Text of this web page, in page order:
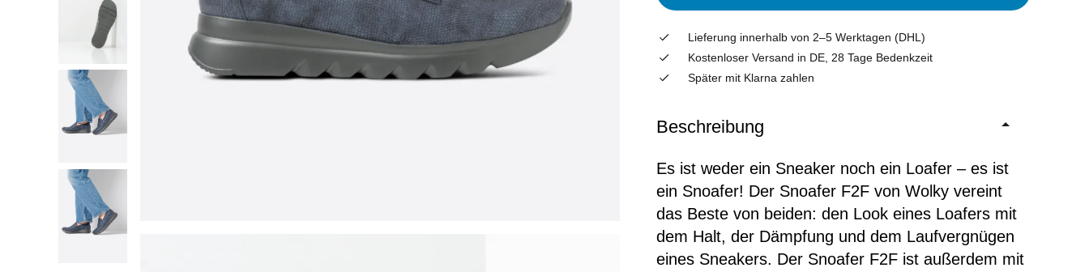
Lieferung innerhalb von 2–5 Werktagen (DHL)
Kostenloser Versand in DE, 28 Tage Bedenkzeit
Später mit Klarna zahlen
Beschreibung
Es ist weder ein Sneaker noch ein Loafer – es ist
ein Snoafer! Der Snoafer F2F von Wolky vereint
das Beste von beiden: den Look eines Loafers mit
dem Halt, der Dämpfung und dem Laufvergnügen
eines Sneakers. Der Snoafer F2F ist außerdem mit